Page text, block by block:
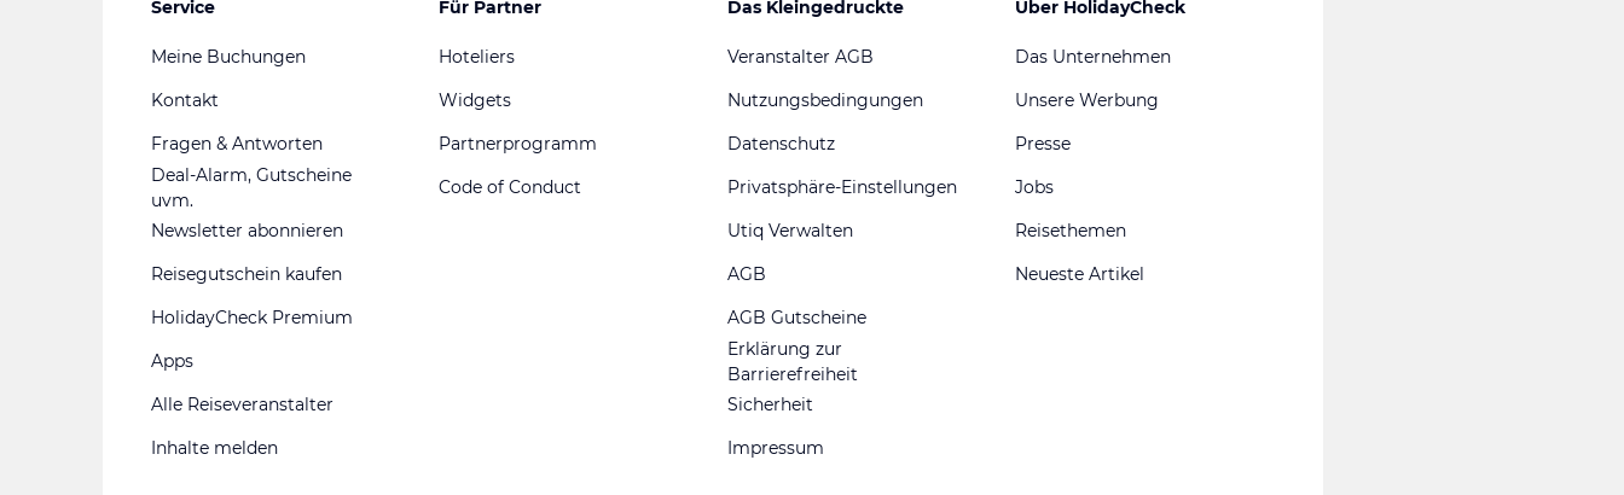
Service
Meine Buchungen
Kontakt
Fragen & Antworten
Deal-Alarm, Gutscheine
uvm.
Newsletter abonnieren
Reisegutschein kaufen
HolidayCheck Premium
Apps
Alle Reiseveranstalter
Inhalte melden
Für Partner
Hoteliers
Widgets
Partnerprogramm
Code of Conduct
Das Kleingedruckte
Veranstalter AGB
Nutzungsbedingungen
Datenschutz
Privatsphäre-Einstellungen
Utiq Verwalten
AGB
AGB Gutscheine
Erklärung zur
Barrierefreiheit
Sicherheit
Impressum
Über HolidayCheck
Das Unternehmen
Unsere Werbung
Presse
Jobs
Reisethemen
Neueste Artikel